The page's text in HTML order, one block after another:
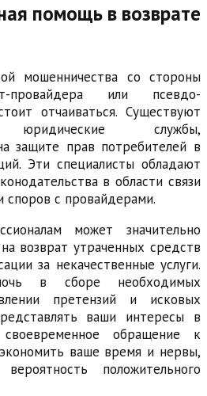
помощь в возврате
мошенничества со стороны
провайдера или псевдо-
отчаиваться. Существуют
юридические службы,
защите прав потребителей в
Эти специалисты обладают
в области связи
с провайдерами.
может значительно
возврат утраченных средств
за некачественные услуги.
в сборе необходимых
претензий и исковых
ваши интересы в
обращение к
ваше время и нервы,
положительного